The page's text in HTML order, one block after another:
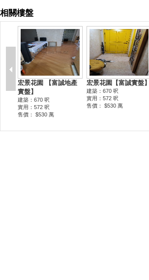
相關樓盤
宏景花園 【富誠地產
實盤】
建築：670 呎
實用：572 呎
售價： $530 萬
宏景花園【富誠實盤】
建築：670 呎
實用：572 呎
售價： $530 萬